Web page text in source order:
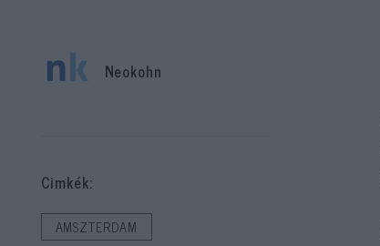
Neokohn
Cimkék:
AMSZTERDAM